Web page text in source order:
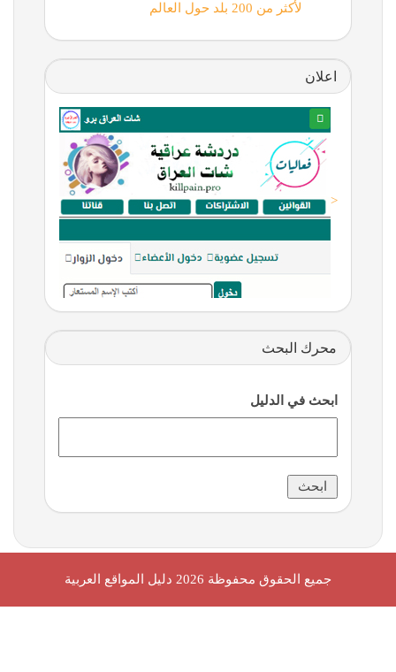
لأكثر من 200 بلد حول العالم
اعلان
<
محرك البحث
ابحث في الدليل
جميع الحقوق محفوظة 2026 دليل المواقع العربية